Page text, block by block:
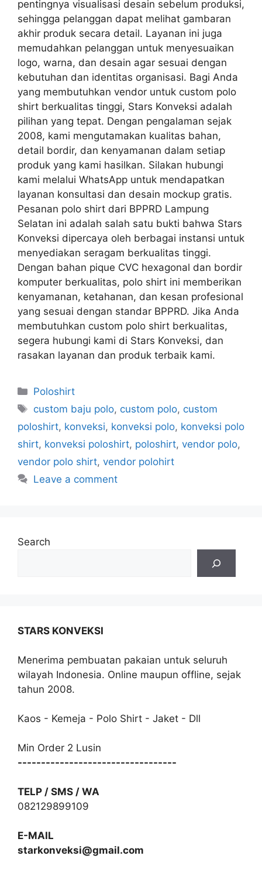
pentingnya visualisasi desain sebelum produksi,
sehingga pelanggan dapat melihat gambaran
akhir produk secara detail. Layanan ini juga
memudahkan pelanggan untuk menyesuaikan
logo, warna, dan desain agar sesuai dengan
kebutuhan dan identitas organisasi. Bagi Anda
yang membutuhkan vendor untuk custom polo
shirt berkualitas tinggi, Stars Konveksi adalah
pilihan yang tepat. Dengan pengalaman sejak
2008, kami mengutamakan kualitas bahan,
detail bordir, dan kenyamanan dalam setiap
produk yang kami hasilkan. Silakan hubungi
kami melalui WhatsApp untuk mendapatkan
layanan konsultasi dan desain mockup gratis.
Pesanan polo shirt dari BPPRD Lampung
Selatan ini adalah salah satu bukti bahwa Stars
Konveksi dipercaya oleh berbagai instansi untuk
menyediakan seragam berkualitas tinggi.
Dengan bahan pique CVC hexagonal dan bordir
komputer berkualitas, polo shirt ini memberikan
kenyamanan, ketahanan, dan kesan profesional
yang sesuai dengan standar BPPRD. Jika Anda
membutuhkan custom polo shirt berkualitas,
segera hubungi kami di Stars Konveksi, dan
rasakan layanan dan produk terbaik kami.
Poloshirt
custom baju polo, custom polo, custom
poloshirt, konveksi, konveksi polo, konveksi polo
shirt, konveksi poloshirt, poloshirt, vendor polo,
vendor polo shirt, vendor polohirt
Leave a comment
Search
STARS KONVEKSI
Menerima pembuatan pakaian untuk seluruh
wilayah Indonesia. Online maupun offline, sejak
tahun 2008.
Kaos - Kemeja - Polo Shirt - Jaket - Dll
Min Order 2 Lusin
----------------------------------
TELP / SMS / WA
082129899109
E-MAIL
starkonveksi@gmail.com